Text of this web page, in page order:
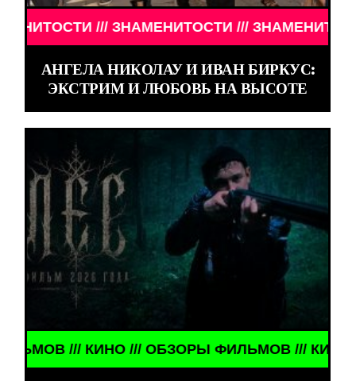
/// ЗНАМЕНИТОСТИ ///
АНГЕЛА НИКОЛАУ И ИВАН БИРКУС:
ЭКСТРИМ И ЛЮБОВЬ НА ВЫСОТЕ
/// КИНО /// ОБЗОРЫ ФИЛЬМОВ ///